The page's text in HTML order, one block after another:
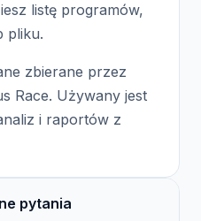
listę programów,
pliku.
zbierane przez
Race. Używany jest
i raportów z
pytania